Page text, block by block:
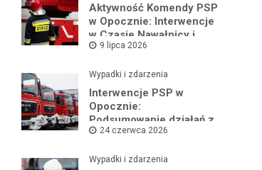
Aktywność Komendy PSP
w Opocznie: Interwencje
w Czasie Nawałnicy i
Pożarów
9 lipca 2026
Wypadki i zdarzenia
Interwencje PSP w
Opocznie:
Podsumowanie działań z
czerwca 2026 roku
24 czerwca 2026
Wypadki i zdarzenia